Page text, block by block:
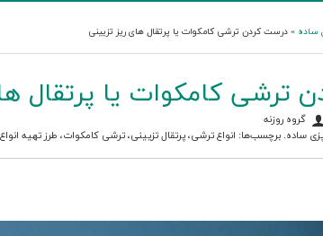
ساده »درست کردن ترشی کامکوات یا پرتقال های ریز تزیینی
ترشی کامکوات یا پرتقال
گروه روزنه
ساده. برچسب‌ها: انواع ترشی، پرتقال تزیینی، ترشی کامکوات، طرز تهیه